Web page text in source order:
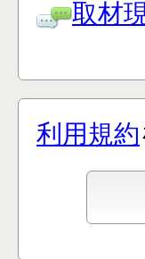
取材
利用規約